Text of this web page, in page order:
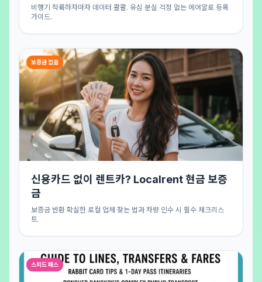
비행기 착륙하자마자 데이터 콸콸. 유심 분실 걱정 없는 에어알로 등록
가이드.
보증금 없음
신용카드 없이 렌트카? Localrent 현금 보증
금
보증금 반환 확실한 로컬 업체 찾는 법과 차량 인수 시 필수 체크리스
트.
스피드 패스